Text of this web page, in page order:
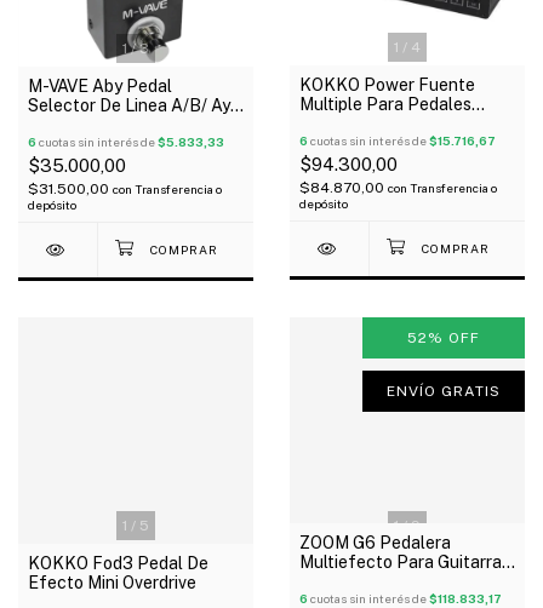
1/3
M-VAVE Aby Pedal
Selector De Linea A/B/ Ayb
6 cuotas sin interés de$5.833,33
$35.000,00
$31.500,00 con Transferencia o
depósito
1 / 4
KOKKO Power Fuente
Multiple Para Pedales
18V/100Ma
6 cuotas sin interés de$15.716,67
$94.300,00
$84.870,00 con Transferencia o
depósito
1 / 5
KOKKO Fod3 Pedal De
Efecto Mini Overdrive
1/9
52 % OFF
ENVÍO GRATIS
ZOOM G6 Pedalera
Multiefecto Para Guitarra
6 cuotas sin interés de$118.833,17